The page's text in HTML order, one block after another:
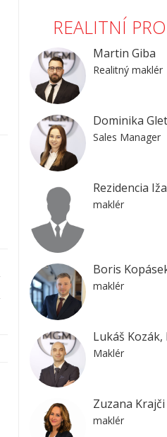
REALITNÍ
Martin Giba
Realitný maklér
Dominika
Sales Manager
Rezidencia Iža
maklér
Boris
maklér
Lukáš Kozák,
Maklér
Zuzana
maklér